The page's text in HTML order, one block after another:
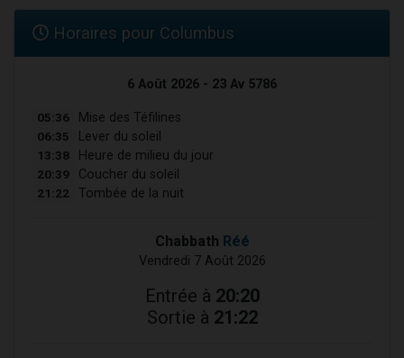
Horaires pour Columbus
6 Août 2026 - 23 Av 5786
05:36 Mise des Téfilines
06:35 Lever du soleil
13:38 Heure de milieu du jour
20:39 Coucher du soleil
21:22 Tombée de la nuit
Chabbath Réé
Vendredi 7 Août 2026
Entrée à 20:20
Sortie à 21:22